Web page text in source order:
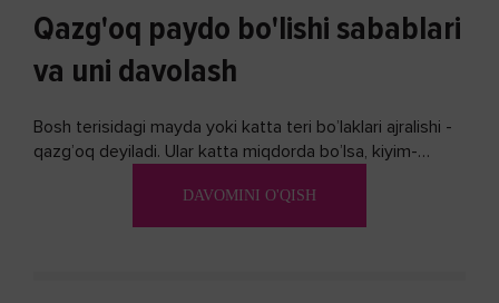
Qazg'oq paydo bo'lishi sabablari
va uni davolash
Bosh terisidagi mayda yoki katta teri bo’laklari ajralishi -
qazg’oq deyiladi. Ular katta miqdorda bo’lsa, kiyim-
DAVOMINI O'QISH